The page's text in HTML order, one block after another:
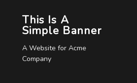
This Is A
Simple Banner
A Website for Acme
Company